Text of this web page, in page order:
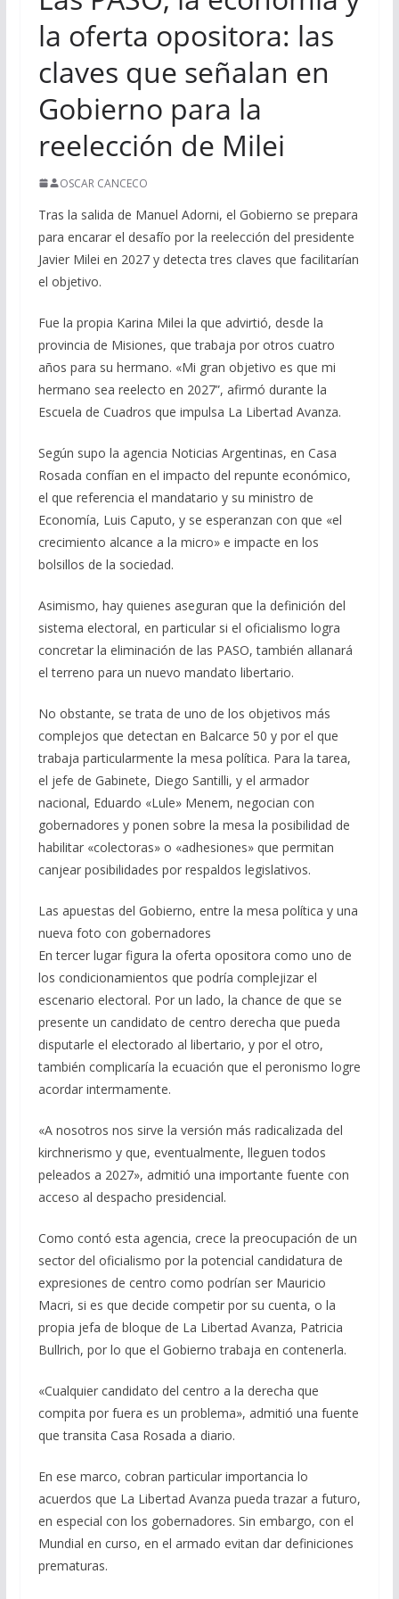
la oferta opositora: las
claves que señalan en
Gobierno para la
reelección de Milei
OSCAR CANCECO
Tras la salida de Manuel Adorni, el Gobierno se prepara
para encarar el desafío por la reelección del presidente
Javier Milei en 2027 y detecta tres claves que facilitarían
el objetivo.
Fue la propia Karina Milei la que advirtió, desde la
provincia de Misiones, que trabaja por otros cuatro
años para su hermano. «Mi gran objetivo es que mi
hermano sea reelecto en 2027”, afirmó durante la
Escuela de Cuadros que impulsa La Libertad Avanza.
Según supo la agencia Noticias Argentinas, en Casa
Rosada confían en el impacto del repunte económico,
el que referencia el mandatario y su ministro de
Economía, Luis Caputo, y se esperanzan con que «el
crecimiento alcance a la micro» e impacte en los
bolsillos de la sociedad.
Asimismo, hay quienes aseguran que la definición del
sistema electoral, en particular si el oficialismo logra
concretar la eliminación de las PASO, también allanará
el terreno para un nuevo mandato libertario.
No obstante, se trata de uno de los objetivos más
complejos que detectan en Balcarce 50 y por el que
trabaja particularmente la mesa política. Para la tarea,
el jefe de Gabinete, Diego Santilli, y el armador
nacional, Eduardo «Lule» Menem, negocian con
gobernadores y ponen sobre la mesa la posibilidad de
habilitar «colectoras» o «adhesiones» que permitan
canjear posibilidades por respaldos legislativos.
Las apuestas del Gobierno, entre la mesa política y una
nueva foto con gobernadores
En tercer lugar figura la oferta opositora como uno de
los condicionamientos que podría complejizar el
escenario electoral. Por un lado, la chance de que se
presente un candidato de centro derecha que pueda
disputarle el electorado al libertario, y por el otro,
también complicaría la ecuación que el peronismo logre
acordar intermamente.
«A nosotros nos sirve la versión más radicalizada del
kirchnerismo y que, eventualmente, lleguen todos
peleados a 2027», admitió una importante fuente con
acceso al despacho presidencial.
Como contó esta agencia, crece la preocupación de un
sector del oficialismo por la potencial candidatura de
expresiones de centro como podrían ser Mauricio
Macri, si es que decide competir por su cuenta, o la
propia jefa de bloque de La Libertad Avanza, Patricia
Bullrich, por lo que el Gobierno trabaja en contenerla.
«Cualquier candidato del centro a la derecha que
compita por fuera es un problema», admitió una fuente
que transita Casa Rosada a diario.
En ese marco, cobran particular importancia lo
acuerdos que La Libertad Avanza pueda trazar a futuro,
en especial con los gobernadores. Sin embargo, con el
Mundial en curso, en el armado evitan dar definiciones
prematuras.